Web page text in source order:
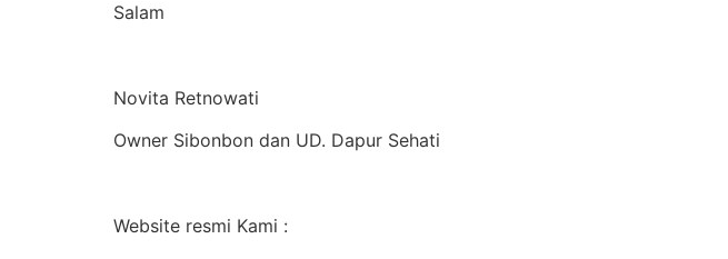
Salam
Novita Retnowati
Owner Sibonbon dan UD. Dapur Sehati
Website resmi Kami :